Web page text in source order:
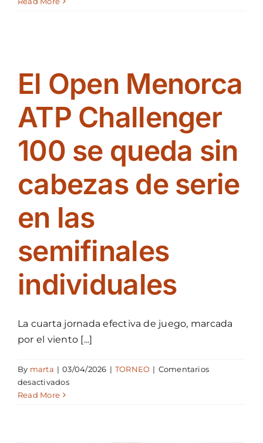
la
final
II
Open
Menorca
ATP
100
El Open Menorca
ATP Challenger
100 se queda sin
cabezas de serie
en las
semifinales
individuales
La cuarta jornada efectiva de juego, marcada
por el viento [...]
By marta | 03/04/2026 | TORNEO | Comentarios
desactivadosen
Read More